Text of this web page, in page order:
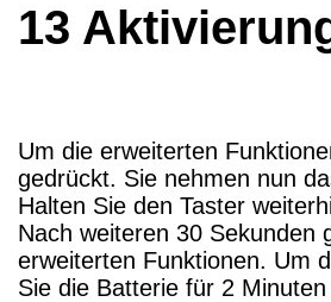
13
Um die erweiterten
gedrückt. Sie nehmen nun
Halten Sie den Taster
Nach weiteren 30 Sekunden
erweiterten Funktionen. Um
Sie die Batterie für 2